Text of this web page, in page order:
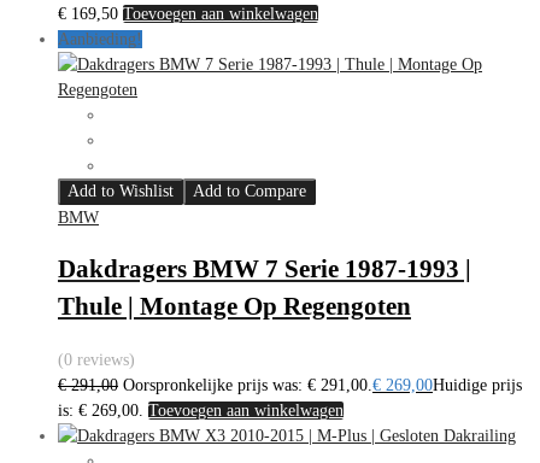
€ 169,50 Toevoegen aan winkelwagen
Aanbieding!
Add to Wishlist
Add to Compare
BMW
Dakdragers BMW 7 Serie 1987-1993 |
Thule | Montage Op Regengoten
(0 reviews)
€291,00 Oorspronkelijke prijs was: € 291,00. € 269,00Huidige prijs
is: € 269,00. Toevoegen aan winkelwagen